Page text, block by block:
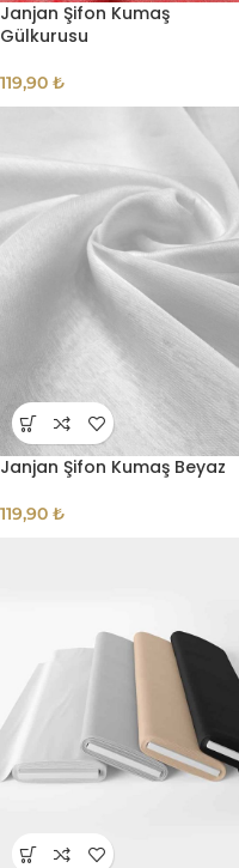
Janjan Şifon Kumaş
Gülkurusu
119,90 ₺
Janjan Şifon Kumaş Beyaz
119,90 ₺